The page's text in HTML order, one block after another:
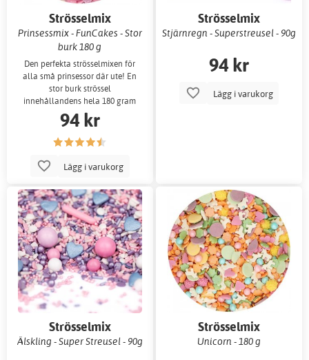
Strösselmix
Prinsessmix - FunCakes - Stor
burk 180 g
Den perfekta strösselmixen för
alla små prinsessor där ute! En
stor burk strössel
innehållandens hela 180 gram
strösselmix med p
94 kr
Lägg i varukorg
Strösselmix
Stjärnregn - Superstreusel - 90g
94 kr
Lägg i varukorg
Strösselmix
Älskling - Super Streusel - 90g
Strösselmix
Unicorn - 180 g